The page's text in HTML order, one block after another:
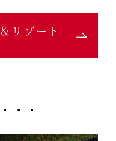
リゾート
・・